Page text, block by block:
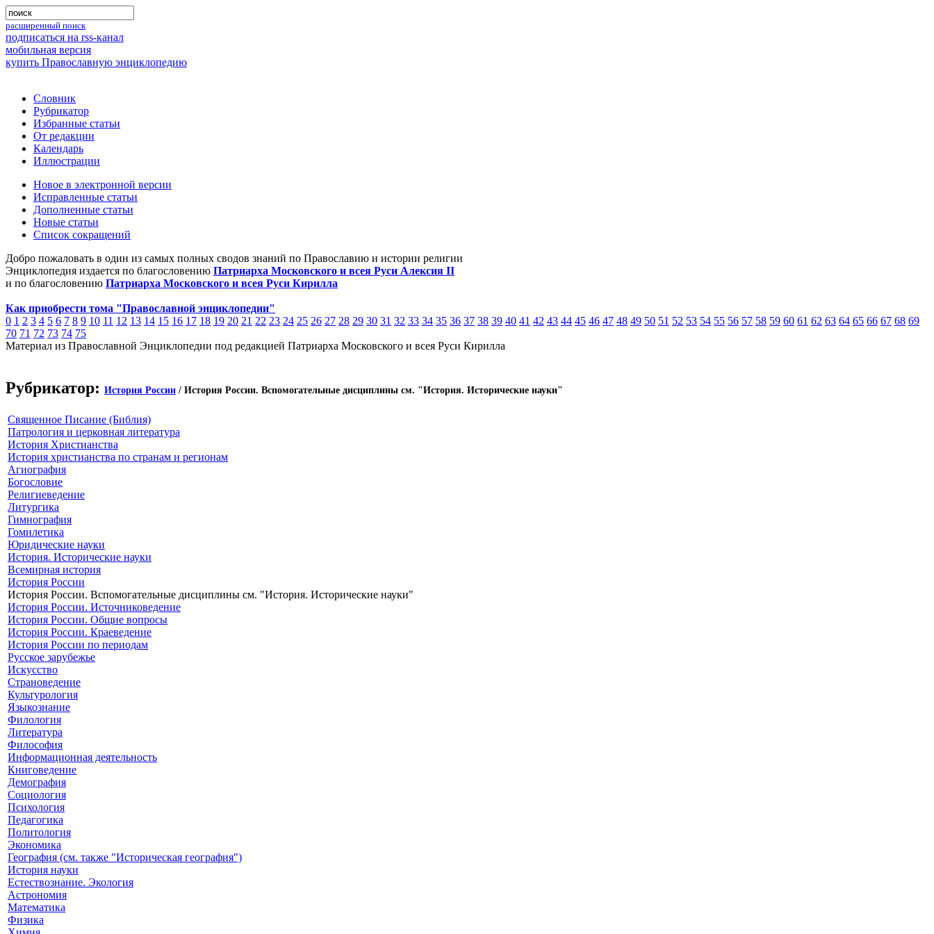
расширенный поиск
подписаться на rss-канал
мобильная версия
купить Православную энциклопедию
Словник
Рубрикатор
Избранные статьи
От редакции
Календарь
Иллюстрации
Новое в электронной версии
Исправленные статьи
Дополненные статьи
Новые статьи
Список сокращений
Добро пожаловать в один из самых полных сводов знаний по Православию и истории религии
Энциклопедия издается по благословению Патриарха Московского и всея Руси Алексия II
и по благословению Патриарха Московского и всея Руси Кирилла
Как приобрести тома "Православной энциклопедии"
0 1 2 3 4 5 6 7 8 9 10 11 12 13 14 15 16 17 18 19 20 21 22 23 24 25 26 27 28 29 30 31 32 33 34 35 36 37 38 39 40 41 42 43 44 45 46 47 48 49 50 51 52 53 54 55 56 57 58 59 60 61 62 63 64 65 66 67 68 69
70 71 72 73 74 75
Материал из Православной Энциклопедии под редакцией Патриарха Московского и всея Руси Кирилла
Рубрикатор: История России / История России. Вспомогательные дисциплины см. "История. Исторические науки"
Священное Писание (Библия)
Патрология и церковная литература
История Христианства
История христианства по странам и регионам
Агиография
Богословие
Религиеведение
Литургика
Гимнография
Гомилетика
Юридические науки
История. Исторические науки
Всемирная история
История России
История России. Вспомогательные дисциплины см. "История. Исторические науки"
История России. Источниковедение
История России. Общие вопросы
История России. Краеведение
История России по периодам
Русское зарубежье
Искусство
Страноведение
Культурология
Языкознание
Филология
Литература
Философия
Информационная деятельность
Книговедение
Демография
Социология
Психология
Педагогика
Политология
Экономика
География (см. также "Историческая география")
История науки
Естествознание. Экология
Астрономия
Математика
Физика